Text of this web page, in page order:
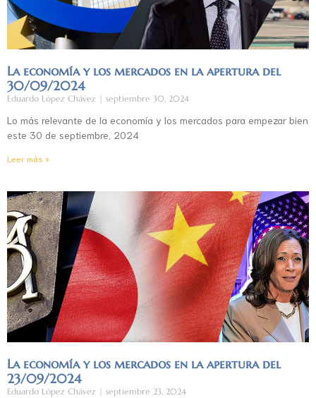
La economía y los mercados en la apertura del
30/09/2024
Eduardo López Chávez septiembre 30, 2024
Lo más relevante de la economía y los mercados para empezar bien
este 30 de septiembre, 2024
Leer más »
La economía y los mercados en la apertura del
23/09/2024
Eduardo López Chávez septiembre 23, 2024